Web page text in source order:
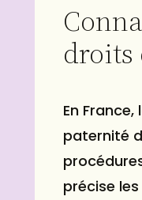
droits
En
paternité
précise